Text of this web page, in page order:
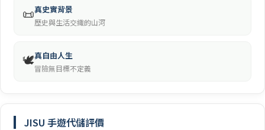
📜真史實背景
歷史與生活交織的山河
🕊️真自由人生
冒險無目標不定義
JISU 手遊代儲評價